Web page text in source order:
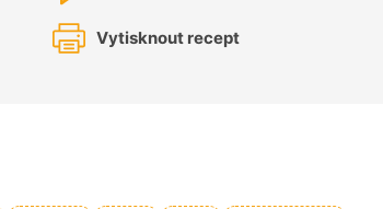
Vytisknout recept